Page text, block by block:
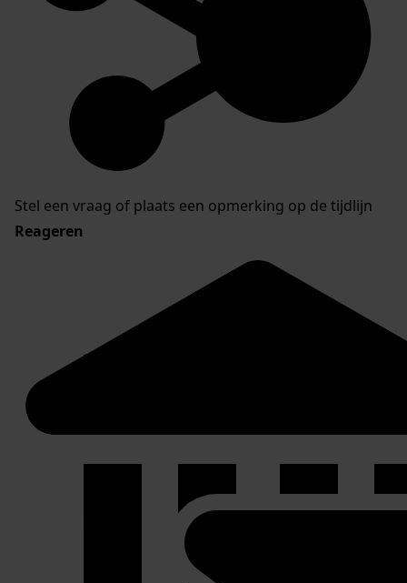
Stel een vraag of plaats een opmerking op de tijdlijn
Reageren